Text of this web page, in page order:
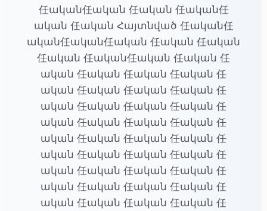
任ական任ական 任ական 任ական任
ական 任ական Հայտնված 任ական任
ական任ական任ական 任ական 任ական
任ական 任ական任ական 任ական 任
ական 任ական 任ական 任ական 任
ական 任ական 任ական 任ական 任
ական 任ական 任ական 任ական 任
ական 任ական 任ական 任ական 任
ական 任ական 任ական 任ական 任
ական 任ական 任ական 任ական 任
ական 任ական 任ական 任ական 任
ական 任ական 任ական 任ական 任
ական 任ական 任ական 任ական 任